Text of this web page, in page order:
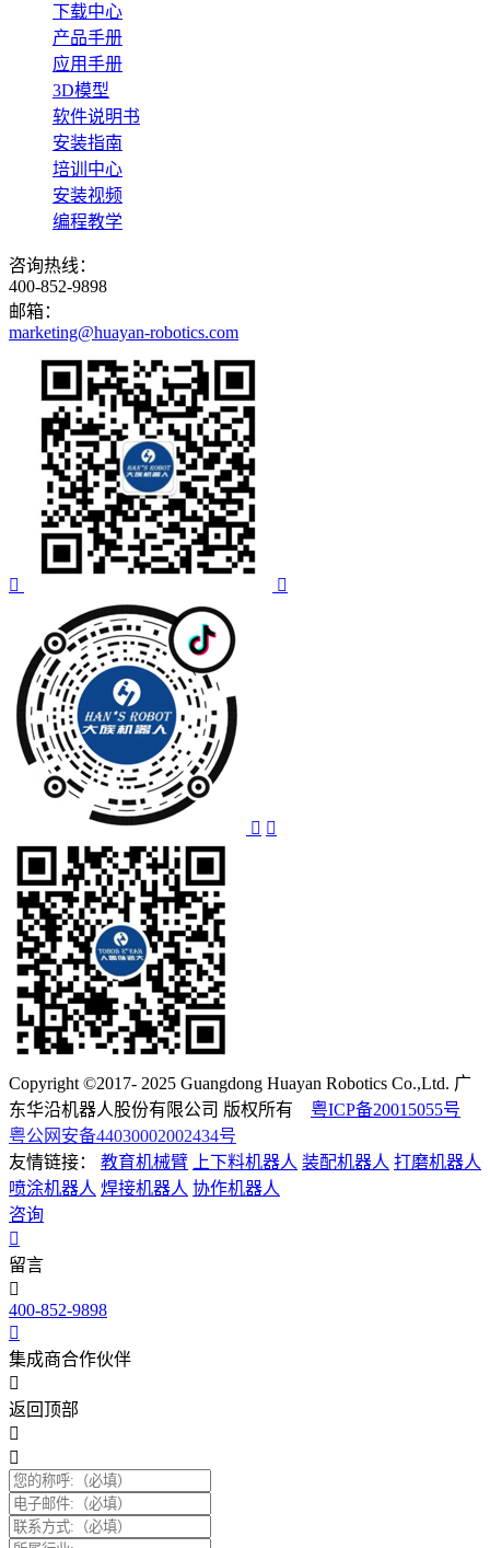
下载中心
产品手册
应用手册
3D模型
软件说明书
安装指南
培训中心
安装视频
编程教学
咨询热线：
400-852-9898
邮箱：
marketing@huayan-robotics.com
Copyright ©2017- 2025 Guangdong Huayan Robotics Co.,Ltd. 广
东华沿机器人股份有限公司 版权所有 粤ICP备20015055号
粤公网安备44030002002434号
友情链接：
教育机械臂 上下料机器人 装配机器人 打磨机器人
喷涂机器人 焊接机器人 协作机器人
咨询
留言
400-852-9898
集成商合作伙伴
返回顶部